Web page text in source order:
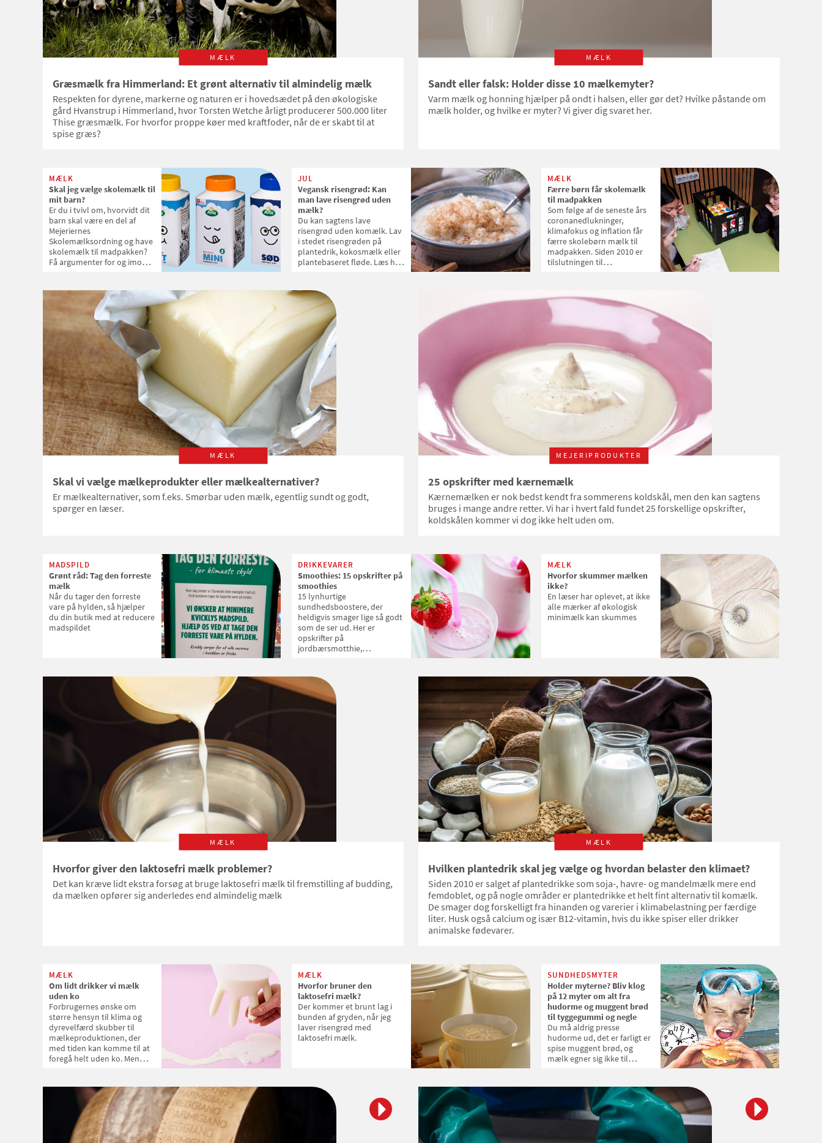
MÆLK
Græsmælk fra Himmerland: Et grønt alternativ til almindelig mælk
Respekten for dyrene, markerne og naturen er i hovedsædet på den økologiske
gård Hvanstrup i Himmerland, hvor Torsten Wetche årligt producerer 500.000 liter
Thise græsmælk. For hvorfor proppe køer med kraftfoder, når de er skabt til at
spise græs?
MÆLK
Sandt eller falsk: Holder disse 10 mælkemyter?
Varm mælk og honning hjælper på ondt i halsen, eller gør det? Hvilke påstande om
mælk holder, og hvilke er myter? Vi giver dig svaret her.
MÆLK
Skal jeg vælge skolemælk til
mit barn?
Er du i tvivl om, hvorvidt dit
barn skal være en del af
Mejeriernes
Skolemælksordning og have
skolemælk til madpakken?
Få argumenter for og imod
klimabelastning,
Fødevarestyrelsens
anbefalinger om mælk til
børn, og hvor meget
skolemælk koster
JUL
Vegansk risengrød: Kan
man lave risengrød uden
mælk?
Du kan sagtens lave
risengrød uden komælk. Lav
i stedet risengrøden på
plantedrik, kokosmælk eller
plantebaseret fløde. Læs her,
MÆLK
Færre børn får skolemælk
til madpakken
Som følge af de seneste års
coronanedlukninger,
klimafokus og inflation får
færre skolebørn mælk til
madpakken. Siden 2010 er
tilslutningen til
MÆLK
Skal vi vælge mælkeprodukter eller mælkealternativer?
Er mælkealternativer, som f.eks. Smørbar uden mælk, egentlig sundt og godt,
spørger en læser.
MEJERIPRODUKTER
25 opskrifter med kærnemælk
Kærnemælken er nok bedst kendt fra sommerens koldskål, men den kan sagtens
bruges i mange andre retter. Vi har i hvert fald fundet 25 forskellige opskrifter,
koldskålen kommer vi dog ikke helt uden om.
MADSPILD
Grønt råd: Tag den forreste
mælk
Når du tager den forreste
vare på hylden, så hjælper
du din butik med at reducere
madspildet
DRIKKEVARER
Smoothies: 15 opskrifter på
smoothies
15 lynhurtige
sundhedsboostere, der
heldigvis smager lige så godt
som de ser ud. Her er
opskrifter på
jordbærsmotthie,
MÆLK
Hvorfor skummer mælken
ikke?
En læser har oplevet, at ikke
alle mærker af økologisk
minimælk kan skummes
MÆLK
Hvorfor giver den laktosefri mælk problemer?
Det kan kræve lidt ekstra forsøg at bruge laktosefri mælk til fremstilling af budding,
da mælken opfører sig anderledes end almindelig mælk
MÆLK
Hvilken plantedrik skal jeg vælge og hvordan belaster den klimaet?
Siden 2010 er salget af plantedrikke som soja-, havre- og mandelmælk mere end
femdoblet, og på nogle områder er plantedrikke et helt fint alternativ til komælk.
De smager dog forskelligt fra hinanden og varerier i klimabelastning per færdige
liter. Husk også calcium og især B12-vitamin, hvis du ikke spiser eller drikker
animalske fødevarer.
MÆLK
Om lidt drikker vi mælk
uden ko
Forbrugernes ønske om
større hensyn til klima og
dyrevelfærd skubber til
mælkeproduktionen, der
med tiden kan komme til at
foregå helt uden ko. Men
MÆLK
Hvorfor bruner den
laktosefri mælk?
Der kommer et brunt lag i
bunden af gryden, når jeg
laver risengrød med
laktosefri mælk.
SUNDHEDSMYTER
Holder myterne? Bliv klog
på 12 myter om alt fra
hudorme og muggent brød
til tyggegummi og negle
Du må aldrig presse
hudorme ud, det er farligt er
spise muggent brød, og
mælk egner sig ikke til
sundhed og fødevarer, men
ved du, om det er rigtigt, at
økologiske varer altid er
pesticidfrie, eller at rørsukker
er sundere end forarbejdet